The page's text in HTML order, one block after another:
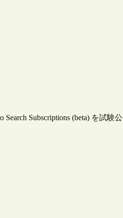
Subscriptions (beta) を試験公